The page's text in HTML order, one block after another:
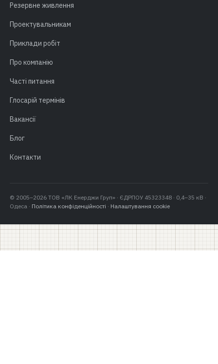
Резервне живлення
Проектувальникам
Приклади робіт
Про компанію
Часті питання
Глосарій термінів
Вакансії
Блог
Контакти
© 2005–2026 ТОВ «ЛК Енерджи Груп» · ЄДРПОУ 45323348 · 0,4–35 кВ ·
Одеса · Політика конфіденційності · Налаштування cookie